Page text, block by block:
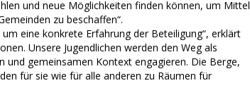
und neue Möglichkeiten finden können, um Mittel
zu beschaffen“.
eine konkrete Erfahrung der Beteiligung“, erklärt
Unsere Jugendlichen werden den Weg als
und gemeinsamen Kontext engagieren. Die Berge,
für sie wie für alle anderen zu Räumen für